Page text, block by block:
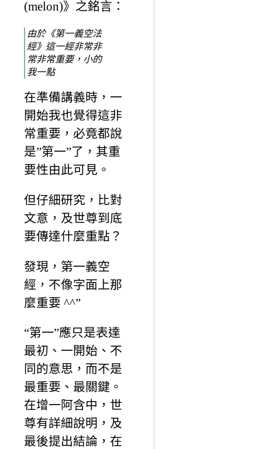
(melon)》之銘言：
由於《第一義空法
經》這一經非常非
常非常重要，小的
我一點
在準備講義時，一
開始我也覺得這非
常重要，必竟都說
是”第一”了，其重
要性由此可見。
但仔細研究，比對
文意，及世尊到底
要傳達什麼重點？
發現，第一義空
經，不像字面上那
麼重要 ^^”
“第一”應只是表達
最初、一開始、不
同的意思，而不是
最重要、最關鍵。
在增一阿含中，世
尊有詳細說明，及
最後提出結論，在